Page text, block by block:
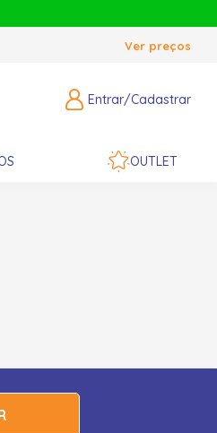
Ver preços
Entrar/Cadastrar
OUTLET